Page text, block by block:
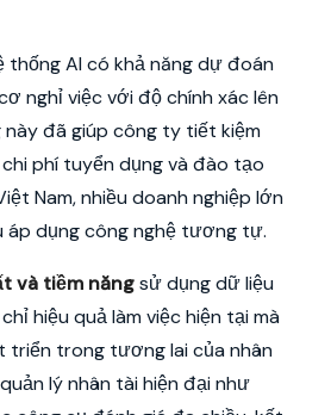
thống AI có khả năng dự đoán
nghỉ việc với độ chính xác lên
này đã giúp công ty tiết kiệm
phí tuyển dụng và đào tạo
Nam, nhiều doanh nghiệp lớn
áp dụng công nghệ tương tự.
và tiềm năngsử dụng dữ liệu
hiệu quả làm việc hiện tại mà
triển trong tương lai của nhân
lý nhân tài hiện đại như